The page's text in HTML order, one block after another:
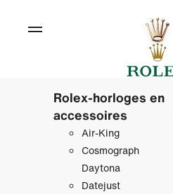
Rolex-horloges en
accessoires
Air-King
Cosmograph
Daytona
Datejust